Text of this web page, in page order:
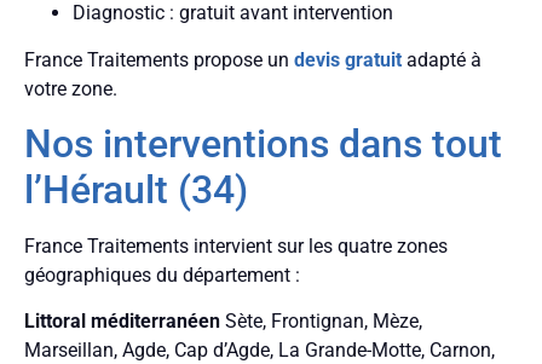
Diagnostic : gratuit avant intervention
France Traitements propose un devis gratuit adapté à
votre zone.
Nos interventions dans tout
l’Hérault (34)
France Traitements intervient sur les quatre zones
géographiques du département :
Littoral méditerranéen Sète, Frontignan, Mèze,
Marseillan, Agde, Cap d’Agde, La Grande-Motte, Carnon,